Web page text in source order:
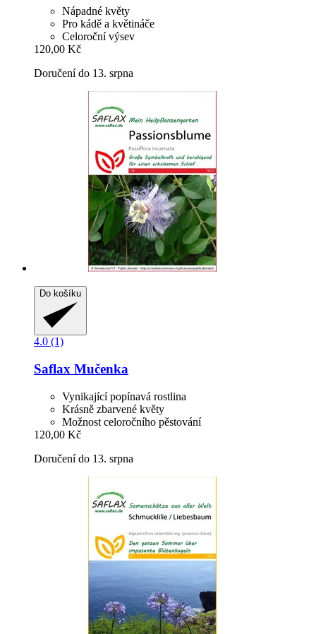
Nápadné květy
Pro kádě a květináče
Celoroční výsev
120,00 Kč
Doručení do 13. srpna
Do košíku
4.0 (1)
Saflax Mučenka
Vynikající popínavá rostlina
Krásně zbarvené květy
Možnost celoročního pěstování
120,00 Kč
Doručení do 13. srpna